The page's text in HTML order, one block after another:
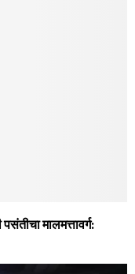
मालमत्तावर्ग: